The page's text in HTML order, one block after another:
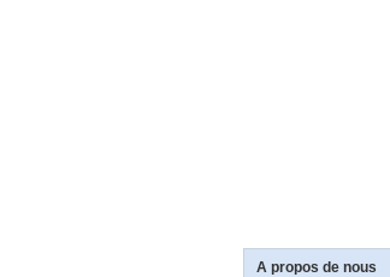
A propos de nous